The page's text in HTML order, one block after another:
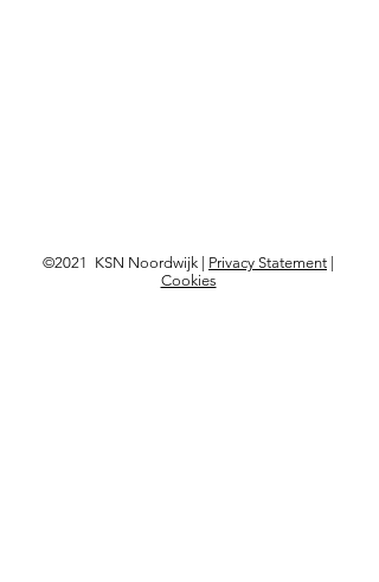
©2021 KSN Noordwijk | Privacy Statement
Cookies